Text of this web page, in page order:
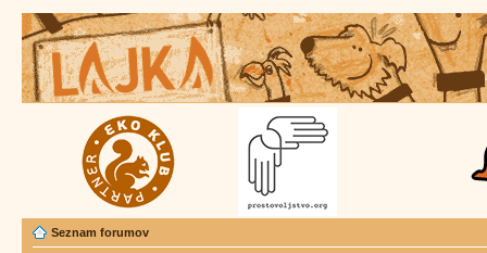
Seznam forumov